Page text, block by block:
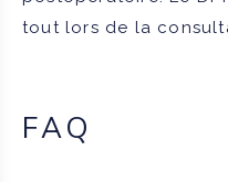
tout lors de la
FAQ